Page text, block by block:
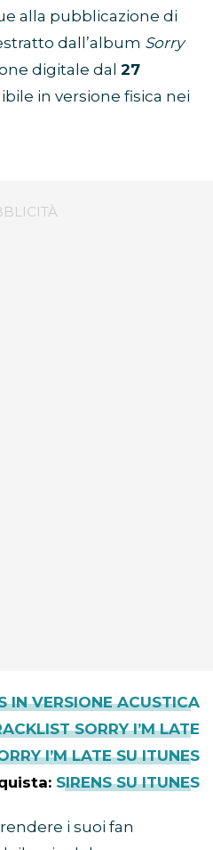
alla pubblicazione di
dall’album Sorry
digitale dal 27
in versione fisica nei
IN VERSIONE ACUSTICA
SORRY I’M LATE
I’M LATE SU ITUNES
SIRENS SU ITUNES
i suoi fan